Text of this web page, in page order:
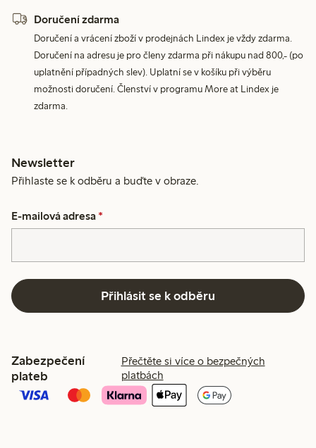
Doručení zdarma
Doručení a vrácení zboží v prodejnách Lindex je vždy zdarma.
Doručení na adresu je pro členy zdarma při nákupu nad 800,- (po
uplatnění případných slev). Uplatní se v košíku při výběru
možnosti doručení. Členství v programu More at Lindex je
zdarma.
Newsletter
Přihlaste se k odběru a buďte v obraze.
E-mailová adresa *
Přihlásit se k odběru
Zabezpečení
plateb
Přečtěte si více o bezpečných
platbách